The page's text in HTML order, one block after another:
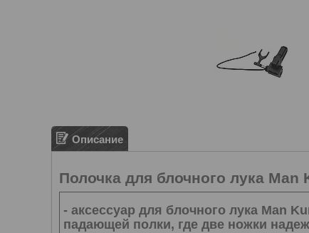
Описание
Полочка для блочного лука
- аксессуар для блочного лука Man
падающей полки, где две ножки